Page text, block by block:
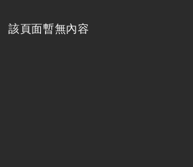
高雄市區鐵路地下化計畫
該頁面暫無內容